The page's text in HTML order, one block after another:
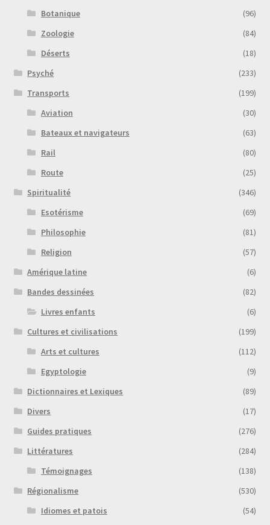
Botanique
(96)
Zoologie
(84)
Déserts
(18)
Psyché
(233)
Transports
(199)
Aviation
(30)
Bateaux et navigateurs
(63)
Rail
(80)
Route
(25)
Spiritualité
(346)
Esotérisme
(69)
Philosophie
(81)
Religion
(57)
Amérique latine
(6)
Bandes dessinées
(82)
Livres enfants
(6)
Cultures et civilisations
(199)
Arts et cultures
(112)
Egyptologie
(9)
Dictionnaires et Lexiques
(89)
Divers
(17)
Guides pratiques
(276)
Littératures
(284)
Témoignages
(138)
Régionalisme
(530)
Idiomes et patois
(54)